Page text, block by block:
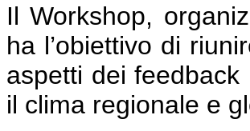
Il Workshop,
ha l’obiettivo di
aspetti dei
il clima regionale e